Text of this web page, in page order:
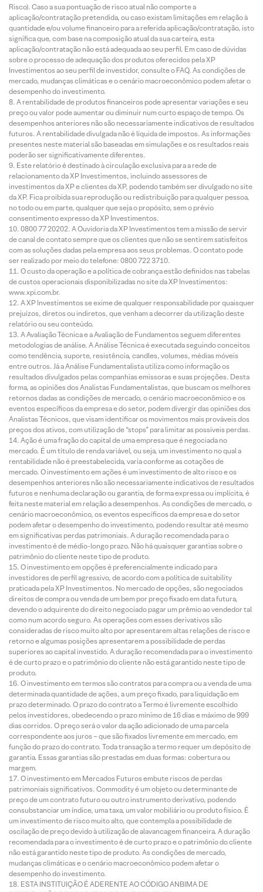
Risco). Caso a sua pontuação de risco atual não comporte a
aplicação/contratação pretendida, ou caso existam limitações em relação à
quantidade e/ou volume financeiro para a referida aplicação/contratação, isto
significa que, com base na composição atual da sua carteira, esta
aplicação/contratação não está adequada ao seu perfil. Em caso de dúvidas
sobre o processo de adequação dos produtos oferecidos pela XP
Investimentos ao seu perfil de investidor, consulte o FAQ. As condições de
mercado, mudanças climáticas e o cenário macroeconômico podem afetar o
desempenho do investimento.
A rentabilidade de produtos financeiros pode apresentar variações e seu
preço ou valor pode aumentar ou diminuir num curto espaço de tempo. Os
desempenhos anteriores não são necessariamente indicativos de resultados
futuros. A rentabilidade divulgada não é líquida de impostos. As informações
presentes neste material são baseadas em simulações e os resultados reais
poderão ser significativamente diferentes.
Este relatório é destinado à circulação exclusiva para a rede de
relacionamento da XP Investimentos, incluindo assessores de
investimentos da XP e clientes da XP, podendo também ser divulgado no site
da XP. Fica proibida sua reprodução ou redistribuição para qualquer pessoa,
no todo ou em parte, qualquer que seja o propósito, sem o prévio
consentimento expresso da XP Investimentos.
0800 77 20202. A Ouvidoria da XP Investimentos tem a missão de servir
de canal de contato sempre que os clientes que não se sentirem satisfeitos
com as soluções dadas pela empresa aos seus problemas. O contato pode
ser realizado por meio do telefone: 0800 722 3710.
O custo da operação e a política de cobrança estão definidos nas tabelas
de custos operacionais disponibilizadas no site da XP Investimentos:
www.xpi.com.br.
A XP Investimentos se exime de qualquer responsabilidade por quaisquer
prejuízos, diretos ou indiretos, que venham a decorrer da utilização deste
relatório ou seu conteúdo.
A Avaliação Técnica e a Avaliação de Fundamentos seguem diferentes
metodologias de análise. A Análise Técnica é executada seguindo conceitos
como tendência, suporte, resistência, candles, volumes, médias móveis
entre outros. Já a Análise Fundamentalista utiliza como informação os
resultados divulgados pelas companhias emissoras e suas projeções. Desta
forma, as opiniões dos Analistas Fundamentalistas, que buscam os melhores
retornos dadas as condições de mercado, o cenário macroeconômico e os
eventos específicos da empresa e do setor, podem divergir das opiniões dos
Analistas Técnicos, que visam identificar os movimentos mais prováveis dos
preços dos ativos, com utilização de “stops” para limitar as possíveis perdas.
Ação é uma fração do capital de uma empresa que é negociada no
mercado. É um título de renda variável, ou seja, um investimento no qual a
rentabilidade não é preestabelecida, varia conforme as cotações de
mercado. O investimento em ações é um investimento de alto risco e os
desempenhos anteriores não são necessariamente indicativos de resultados
futuros e nenhuma declaração ou garantia, de forma expressa ou implícita, é
feita neste material em relação a desempenhos. As condições de mercado, o
cenário macroeconômico, os eventos específicos da empresa e do setor
podem afetar o desempenho do investimento, podendo resultar até mesmo
em significativas perdas patrimoniais. A duração recomendada para o
investimento é de médio-longo prazo. Não há quaisquer garantias sobre o
patrimônio do cliente neste tipo de produto.
O investimento em opções é preferencialmente indicado para
investidores de perfil agressivo, de acordo com a política de suitability
praticada pela XP Investimentos. No mercado de opções, são negociados
direitos de compra ou venda de um bem por preço fixado em data futura,
devendo o adquirente do direito negociado pagar um prêmio ao vendedor tal
como num acordo seguro. As operações com esses derivativos são
consideradas de risco muito alto por apresentarem altas relações de risco e
retorno e algumas posições apresentarem a possibilidade de perdas
superiores ao capital investido. A duração recomendada para o investimento
é de curto prazo e o patrimônio do cliente não está garantido neste tipo de
produto.
O investimento em termos são contratos para compra ou a venda de uma
determinada quantidade de ações, a um preço fixado, para liquidação em
prazo determinado. O prazo do contrato a Termo é livremente escolhido
pelos investidores, obedecendo o prazo mínimo de 16 dias e máximo de 999
dias corridos. O preço será o valor da ação adicionado de uma parcela
correspondente aos juros – que são fixados livremente em mercado, em
função do prazo do contrato. Toda transação a termo requer um depósito de
garantia. Essas garantias são prestadas em duas formas: cobertura ou
margem.
O investimento em Mercados Futuros embute riscos de perdas
patrimoniais significativos. Commodity é um objeto ou determinante de
preço de um contrato futuro ou outro instrumento derivativo, podendo
consubstanciar um índice, uma taxa, um valor mobiliário ou produto físico. É
um investimento de risco muito alto, que contempla a possibilidade de
oscilação de preço devido à utilização de alavancagem financeira. A duração
recomendada para o investimento é de curto prazo e o patrimônio do cliente
não está garantido neste tipo de produto. As condições de mercado,
mudanças climáticas e o cenário macroeconômico podem afetar o
desempenho do investimento.
ESTA INSTITUIÇÃO É ADERENTE AO CÓDIGO ANBIMA DE